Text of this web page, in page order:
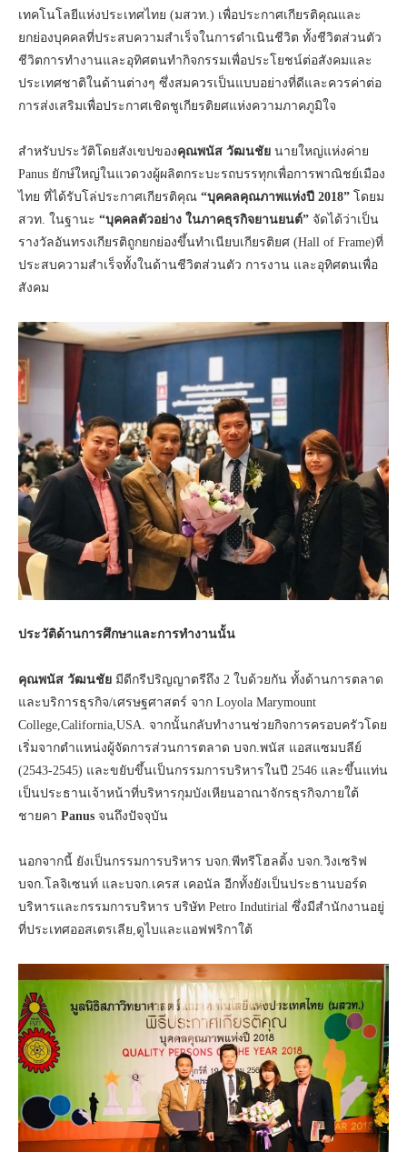
เทคโนโลยีแห่งประเทศไทย (มสวท.) เพื่อประกาศเกียรติคุณและ
ยกย่องบุคคลที่ประสบความสำเร็จในการดำเนินชีวิต ทั้งชีวิตส่วนตัว
ชีวิตการทำงานและอุทิศตนทำกิจกรรมเพื่อประโยชน์ต่อสังคมและ
ประเทศชาติในด้านต่างๆ ซึ่งสมควรเป็นแบบอย่างที่ดีและควรค่าต่อ
การส่งเสริมเพื่อประกาศเชิดชูเกียรติยศแห่งความภาคภูมิใจ
สำหรับประวัติโดยสังเขปของคุณพนัส วัฒนชัย นายใหญ่แห่งค่าย
Panus ยักษ์ใหญ่ในแวดวงผู้ผลิตกระบะรถบรรทุกเพื่อการพาณิชย์เมือง
ไทย ที่ได้รับโล่ประกาศเกียรติคุณ “บุคคลคุณภาพแห่งปี 2018” โดยม
สวท. ในฐานะ “บุคคลตัวอย่าง ในภาคธุรกิจยานยนต์” จัดได้ว่าเป็น
รางวัลอันทรงเกียรติถูกยกย่องขึ้นทำเนียบเกียรติยศ (Hall of Frame)ที่
ประสบความสำเร็จทั้งในด้านชีวิตส่วนตัว การงาน และอุทิศตนเพื่อ
สังคม
ประวัติด้านการศึกษาและการทำงานนั้น
คุณพนัส วัฒนชัย มีดีกรีปริญญาตรีถึง 2 ใบด้วยกัน ทั้งด้านการตลาด
และบริการธุรกิจ/เศรษฐศาสตร์ จาก Loyola Marymount
College,California,USA. จากนั้นกลับทำงานช่วยกิจการครอบครัวโดย
เริ่มจากตำแหน่งผู้จัดการส่วนการตลาด บจก.พนัส แอสแซมบลีย์
(2543-2545) และขยับขึ้นเป็นกรรมการบริหารในปี 2546 และขึ้นแท่น
เป็นประธานเจ้าหน้าที่บริหารกุมบังเหียนอาณาจักรธุรกิจภายใต้
ชายคา Panus จนถึงปัจจุบัน
นอกจากนี้ ยังเป็นกรรมการบริหาร บจก.พีทรีโฮลดิ้ง บจก.วิงเซริฟ
บจก.โลจิเซนท์ และบจก.เครส เคอนัล อีกทั้งยังเป็นประธานบอร์ด
บริหารและกรรมการบริหาร บริษัท Petro Indutirial ซึ่งมีสำนักงานอยู่
ที่ประเทศออสเตรเลีย,ดูไบและแอฟฟริกาใต้